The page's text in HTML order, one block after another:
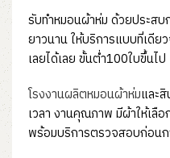
รับทำหมอนผ้าห่ม ด้วยประส
ยาวนาน ให้บริการแบบที่เดี
เลยได้เลย ขั้นต่ำ100ใบขึ้นไป
โรงงานผลิตหมอนผ้าห่มและ
เวลา งานคุณภาพ มีผ้าให้เลื
พร้อมบริการตรวจสอบก่อน